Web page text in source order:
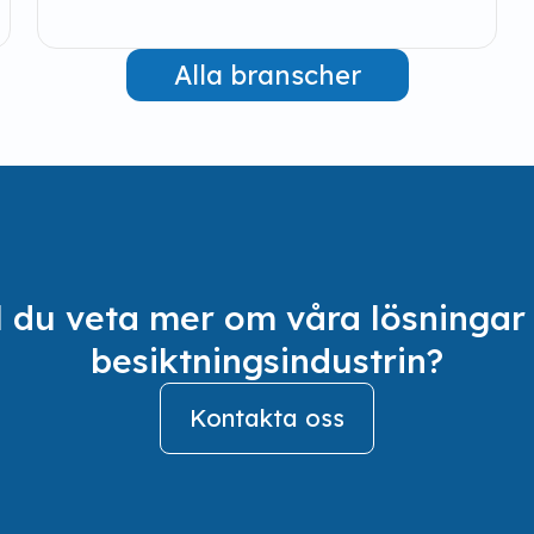
Alla branscher
du veta mer om våra
besiktningsindustrin?
Kontakta oss